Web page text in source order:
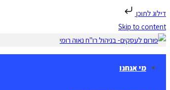
דילוג לתוכן
Skip to content
מי אנחנו